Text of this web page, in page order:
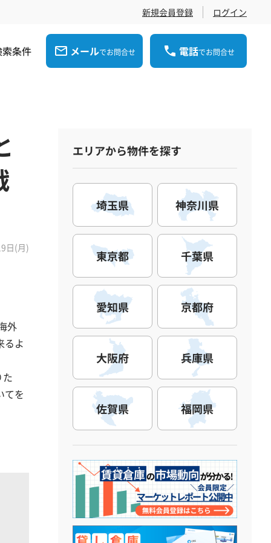
新規会員登録 ログイン
条件 メールでお問合せ 電話でお問合せ
日(月)
外
るよ
てを
エリアから物件を探す
埼玉県 神奈川県
東京都 千葉県
愛知県 京都府
大阪府 兵庫県
佐賀県 福岡県